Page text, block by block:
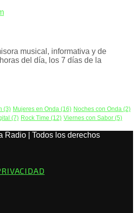
musical, informativa y de
del día, los 7 días de la
(3) Mujeres en Onda (16) Noches con Onda (2)
(7) Rock Time (12) Viernes con Sabor (5)
Radio | Todos los derechos